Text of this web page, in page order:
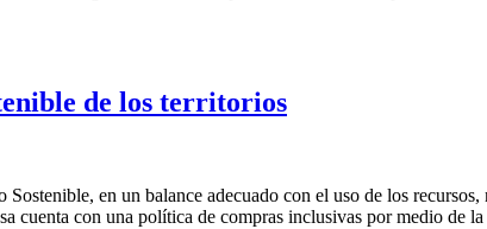
de los territorios
en un balance adecuado con el uso de los
cuenta con una política de compras inclusivas por medio de